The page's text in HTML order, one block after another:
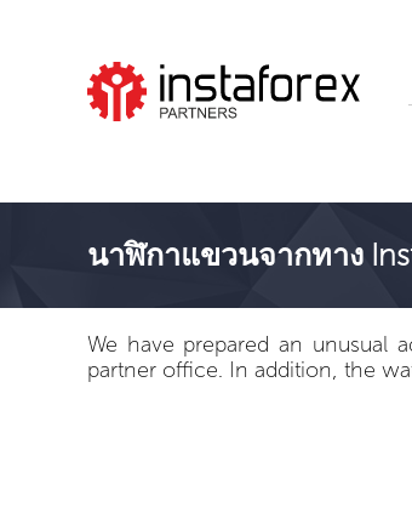
นาฬิกาแขวนจากทาง
We have prepared an unusual
partner office. In addition, the